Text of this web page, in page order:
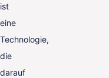
ist
eine
Technologie,
die
darauf